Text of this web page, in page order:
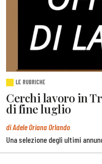
LE RUBRICHE
Cerchi lavoro in
di fine luglio
di Adele Oriana Orlando
Una selezione degli ultimi